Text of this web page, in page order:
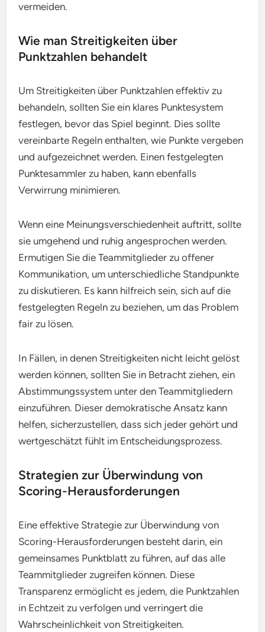
vermeiden.
Wie man Streitigkeiten über
Punktzahlen behandelt
Um Streitigkeiten über Punktzahlen effektiv zu
behandeln, sollten Sie ein klares Punktesystem
festlegen, bevor das Spiel beginnt. Dies sollte
vereinbarte Regeln enthalten, wie Punkte vergeben
und aufgezeichnet werden. Einen festgelegten
Punktesammler zu haben, kann ebenfalls
Verwirrung minimieren.
Wenn eine Meinungsverschiedenheit auftritt, sollte
sie umgehend und ruhig angesprochen werden.
Ermutigen Sie die Teammitglieder zu offener
Kommunikation, um unterschiedliche Standpunkte
zu diskutieren. Es kann hilfreich sein, sich auf die
festgelegten Regeln zu beziehen, um das Problem
fair zu lösen.
In Fällen, in denen Streitigkeiten nicht leicht gelöst
werden können, sollten Sie in Betracht ziehen, ein
Abstimmungssystem unter den Teammitgliedern
einzuführen. Dieser demokratische Ansatz kann
helfen, sicherzustellen, dass sich jeder gehört und
wertgeschätzt fühlt im Entscheidungsprozess.
Strategien zur Überwindung von
Scoring-Herausforderungen
Eine effektive Strategie zur Überwindung von
Scoring-Herausforderungen besteht darin, ein
gemeinsames Punktblatt zu führen, auf das alle
Teammitglieder zugreifen können. Diese
Transparenz ermöglicht es jedem, die Punktzahlen
in Echtzeit zu verfolgen und verringert die
Wahrscheinlichkeit von Streitigkeiten.